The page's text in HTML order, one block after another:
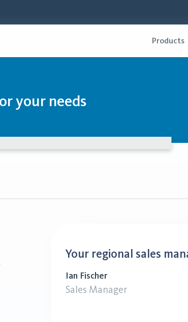
Products
your needs
Your regional sales
Ian Fischer
Sales Manager